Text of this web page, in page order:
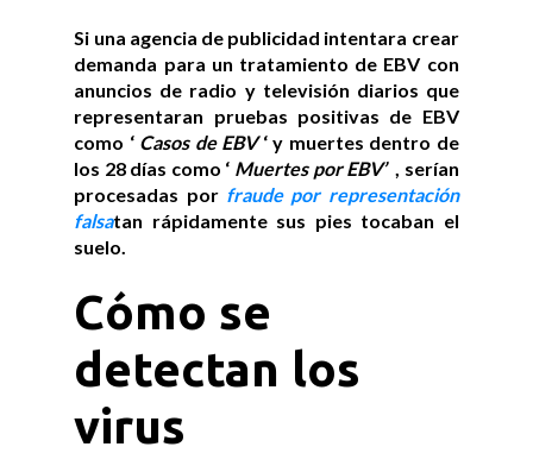
Si una agencia de publicidad intentara crear
demanda para un tratamiento de EBV con
anuncios de radio y televisión diarios que
representaran pruebas positivas de EBV
como ‘ Casos de EBV‘ y muertes dentro de
los 28 días como ‘ Muertes por EBV’ , serían
procesadas por fraude por representación
falsatan rápidamente sus pies tocaban el
suelo.
Cómo se
detectan los
virus